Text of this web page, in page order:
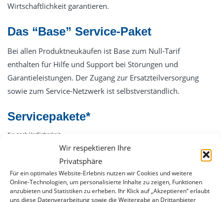
Wir respektieren Ihre
Privatsphäre
Für ein optimales Website-Erlebnis nutzen wir Cookies und weitere
Online-Technologien, um personalisierte Inhalte zu zeigen, Funktionen
anzubieten und Statistiken zu erheben. Ihr Klick auf „Akzeptieren“ erlaubt
uns diese Datenverarbeitung sowie die Weitergabe an Drittanbieter
Wirtschaftlichkeit garantieren.
Das “Base” Service-Paket
Bei allen Produktneukäufen ist Base zum Null-Tarif
enthalten für Hilfe und Support bei Störungen und
Garantieleistungen. Der Zugang zur Ersatzteilversorgung
sowie zum Service-Netzwerk ist selbstverständlich.
Servicepakete*
*je nach Verfügbarkeit
Performance
Erhöhen Sie Ihre Standards